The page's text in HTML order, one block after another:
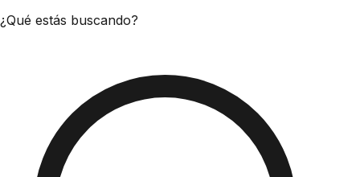
¿Qué estás buscando?